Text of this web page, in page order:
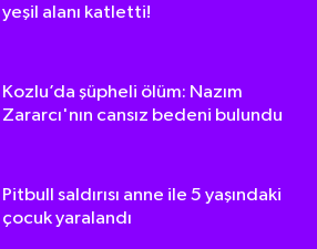
yeşil alanı katletti!
Kozlu’da şüpheli ölüm: Nazım
Zararcı'nın cansız bedeni bulundu
Pitbull saldırısı anne ile 5 yaşındaki
çocuk yaralandı